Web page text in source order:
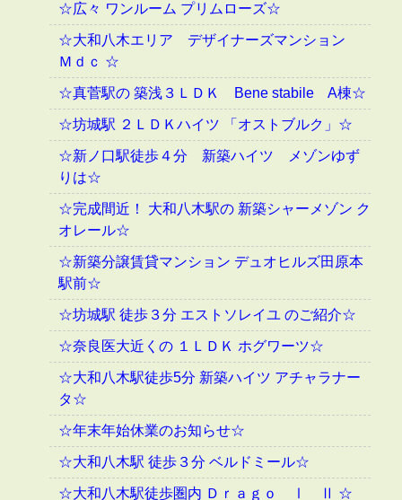
☆広々 ワンルーム プリムローズ☆
☆大和八木エリア デザイナーズマンション
Ｍｄｃ ☆
☆真菅駅の 築浅３ＬＤＫ Bene stabile A棟☆
☆坊城駅 ２ＬＤＫハイツ 「オストブルク」☆
☆新ノ口駅徒歩４分 新築ハイツ メゾンゆず
りは☆
☆完成間近！ 大和八木駅の 新築シャーメゾン ク
オレール☆
☆新築分譲賃貸マンション デュオヒルズ田原本
駅前☆
☆坊城駅 徒歩３分 エストソレイユ のご紹介☆
☆奈良医大近くの １ＬＤＫ ホグワーツ☆
☆大和八木駅徒歩5分 新築ハイツ アチャラナー
タ☆
☆年末年始休業のお知らせ☆
☆大和八木駅 徒歩３分 ベルドミール☆
☆大和八木駅徒歩圏内 Ｄｒａｇｏ Ⅰ Ⅱ ☆